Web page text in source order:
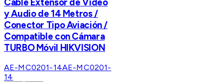
y Audio de 14 Metros /
Conector Tipo Aviación /
Compatible con Cámara
TURBO Móvil HIKVISION
AE-MC0201-14AE-MC0201-
14